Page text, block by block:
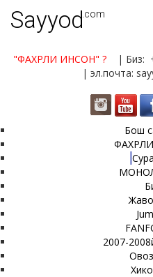
Sayyod.com
"ФАХРЛИ ИНСОН" ?
| Биз:
| эл.почта:
Бош
2007-